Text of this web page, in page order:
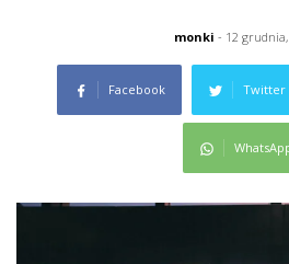
monki - 12 grudnia,
Facebook Twitter